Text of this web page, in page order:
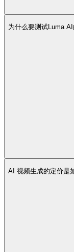
为什么要测试Luma
AI 视频生成的定价是